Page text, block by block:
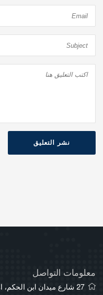
نشر التعليق
معلومات التواصل
27 شارع ميدان ابن